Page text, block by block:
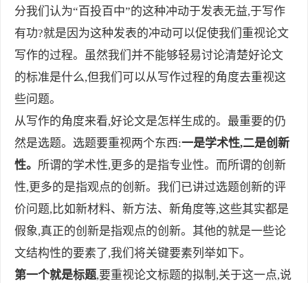
分我们认为“百投百中”的这种冲动于发表无益,于写作
有功?就是因为这种发表的冲动可以促使我们重视论文
写作的过程。虽然我们并不能够轻易讨论清楚好论文
的标准是什么,但我们可以从写作过程的角度去重视这
些问题。
从写作的角度来看,好论文是怎样生成的。最重要的仍
然是选题。选题要重视两个东西:一是学术性,二是创新
性。 所谓的学术性,更多的是指专业性。而所谓的创新
性,更多的是指观点的创新。我们已讲过选题创新的评
价问题,比如新材料、新方法、新角度等,这些其实都是
假象,真正的创新是指观点的创新。其他的就是一些论
文结构性的要素了,我们将关键要素列举如下。
第一个就是标题,要重视论文标题的拟制,关于这一点,说